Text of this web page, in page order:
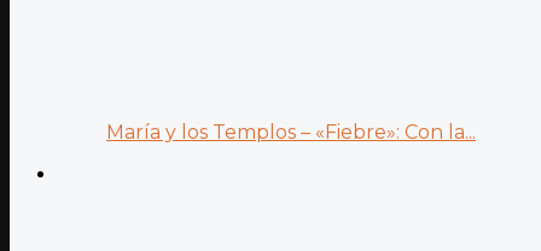
María y los Templos – «Fiebre»: Con la...